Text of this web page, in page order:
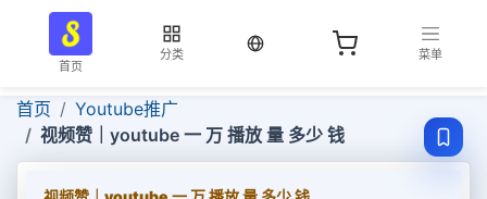
首页
分类
当前语言：中文
菜单
首页
Youtube推广
视频赞｜youtube 一 万 播放 量 多少 钱